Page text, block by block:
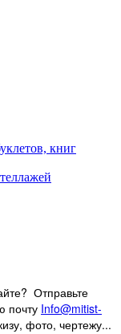
книг
Отправьте
почту Info@mitist-
фото, чертежу...